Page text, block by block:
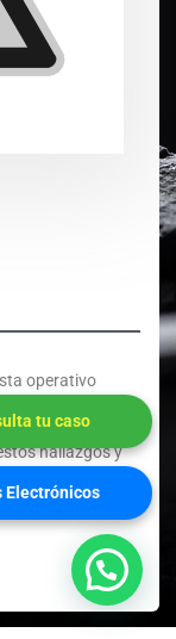
operativo
y addons
del sitio.
hallazgos y
Electrónicos
tu caso